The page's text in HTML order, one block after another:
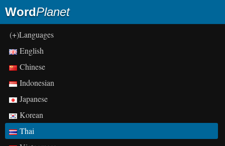
WordPlanet
(+)Languages
English
Chinese
Indonesian
Japanese
Korean
Thai